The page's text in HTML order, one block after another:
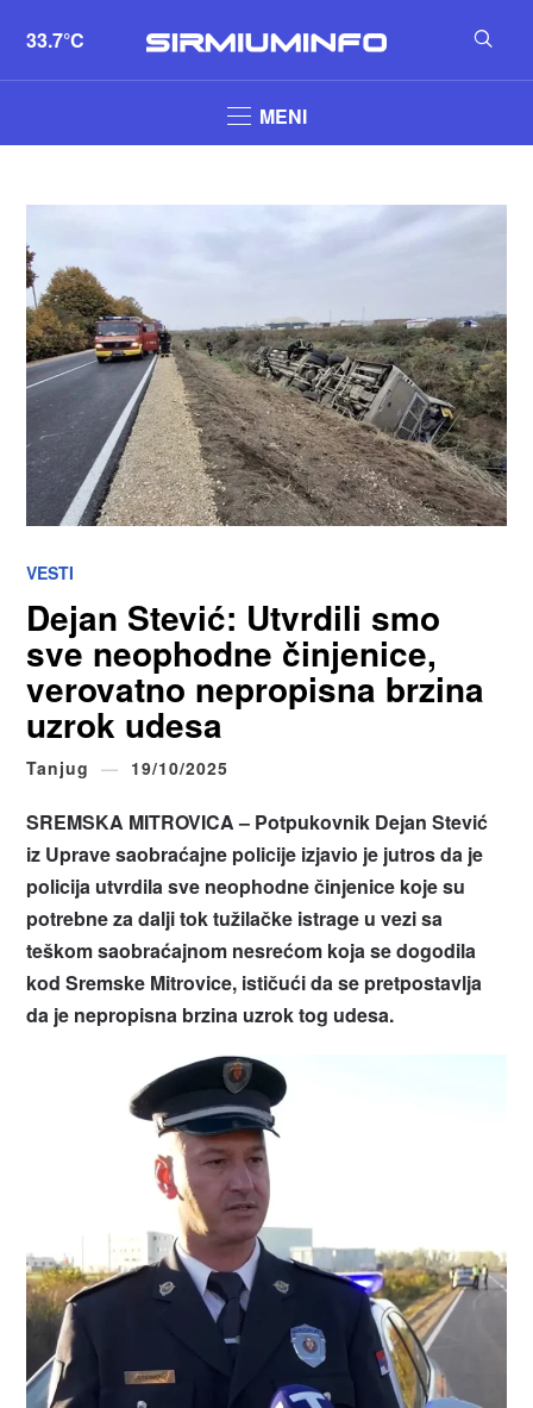
33.7°C
MENI
VESTI
Dejan Stević: Utvrdili smo
sve neophodne činjenice,
verovatno nepropisna brzina
uzrok udesa
Tanjug 19/10/2025
SREMSKA MITROVICA – Potpukovnik Dejan Stević
iz Uprave saobraćajne policije izjavio je jutros da je
policija utvrdila sve neophodne činjenice koje su
potrebne za dalji tok tužilačke istrage u vezi sa
teškom saobraćajnom nesrećom koja se dogodila
kod Sremske Mitrovice, ističući da se pretpostavlja
da je nepropisna brzina uzrok tog udesa.